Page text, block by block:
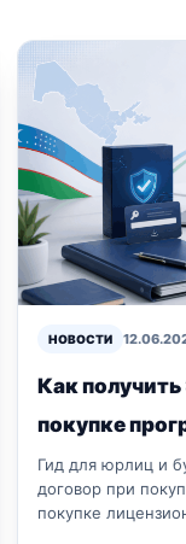
НОВОСТИ
Как
покупке
Гид для юрлиц и
договор при
покупке